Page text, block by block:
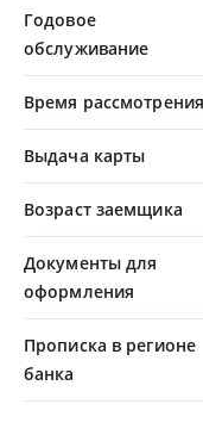
Годовое
обслуживание
Время рассмотрения
Выдача карты
Возраст заемщика
Документы для
оформления
Прописка в регионе
банка